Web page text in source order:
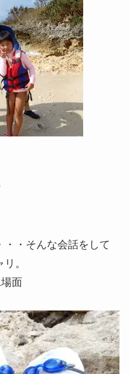
・・そんな会話をして
。
面